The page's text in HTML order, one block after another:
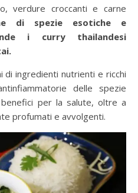
verdure croccanti e carne
di spezie esotiche e
i curry thailandesi
di ingredienti nutrienti e ricchi
delle spezie
per la salute, oltre a
profumati e avvolgenti.